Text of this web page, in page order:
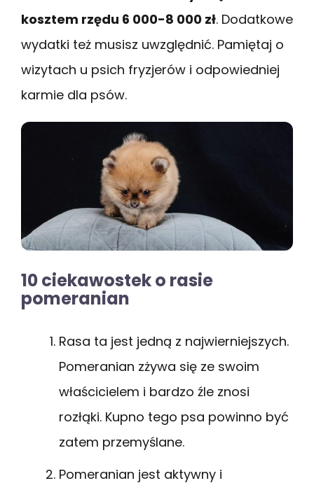
kosztem rzędu 6 000-8 000 zł. Dodatkowe
wydatki też musisz uwzględnić. Pamiętaj o
wizytach u psich fryzjerów i odpowiedniej
karmie dla psów.
10 ciekawostek o rasie
pomeranian
Rasa ta jest jedną z najwierniejszych.
Pomeranian zżywa się ze swoim
właścicielem i bardzo źle znosi
rozłąki. Kupno tego psa powinno być
zatem przemyślane.
Pomeranian jest aktywny i